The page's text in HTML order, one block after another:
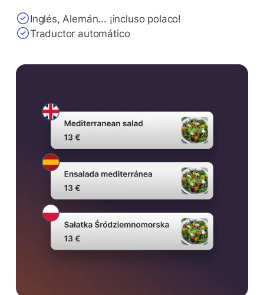
Inglés, Alemán... ¡incluso polaco!
Traductor automático